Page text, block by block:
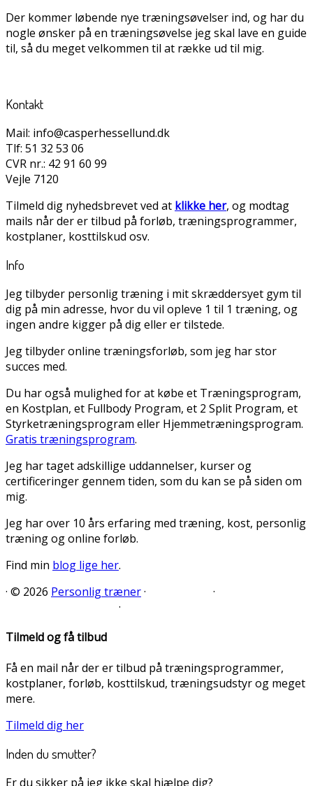
Der kommer løbende nye træningsøvelser ind, og har du
nogle ønsker på en træningsøvelse jeg skal lave en guide
til, så du meget velkommen til at række ud til mig.
Kontakt
Mail: info@casperhessellund.dk
Tlf: 51 32 53 06
CVR nr.: 42 91 60 99
Vejle 7120
Tilmeld dig nyhedsbrevet ved at klikke her, og modtag
mails når der er tilbud på forløb, træningsprogrammer,
kostplaner, kosttilskud osv.
Info
Jeg tilbyder personlig træning i mit skræddersyet gym til
dig på min adresse, hvor du vil opleve 1 til 1 træning, og
ingen andre kigger på dig eller er tilstede.
Jeg tilbyder online træningsforløb, som jeg har stor
succes med.
Du har også mulighed for at købe et Træningsprogram,
en Kostplan, et Fullbody Program, et 2 Split Program, et
Styrketræningsprogram eller Hjemmetræningsprogram.
Gratis træningsprogram.
Jeg har taget adskillige uddannelser, kurser og
certificeringer gennem tiden, som du kan se på siden om
mig.
Jeg har over 10 års erfaring med træning, kost, personlig
træning og online forløb.
Find min blog lige her.
· © 2026 Personlig træner·
·
·
Tilmeld og få tilbud
Få en mail når der er tilbud på træningsprogrammer,
kostplaner, forløb, kosttilskud, træningsudstyr og meget
mere.
Tilmeld dig her
Inden du smutter?
Er du sikker på jeg ikke skal hjælpe dig?